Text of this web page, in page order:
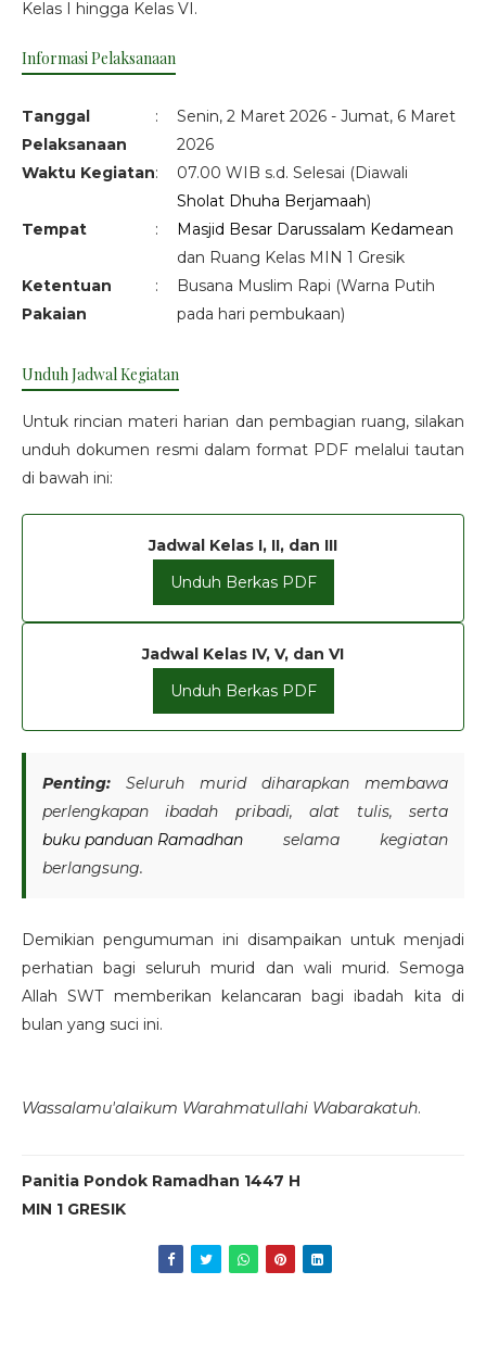
Kelas I hingga Kelas VI.
Informasi Pelaksanaan
Tanggal
Pelaksanaan
:
Senin, 2 Maret 2026 - Jumat, 6 Maret
2026
Waktu Kegiatan:
07.00 WIB s.d. Selesai (Diawali
Sholat Dhuha Berjamaah)
Tempat
:
Masjid Besar Darussalam Kedamean
dan Ruang Kelas MIN 1 Gresik
Ketentuan
Pakaian
:
Busana Muslim Rapi (Warna Putih
pada hari pembukaan)
Unduh Jadwal Kegiatan
Untuk rincian materi harian dan pembagian ruang, silakan
unduh dokumen resmi dalam format PDF melalui tautan
di bawah ini:
Jadwal Kelas I, II, dan III
Unduh Berkas PDF
Jadwal Kelas IV, V, dan VI
Unduh Berkas PDF
Penting: Seluruh murid diharapkan membawa
perlengkapan ibadah pribadi, alat tulis, serta
buku panduan Ramadhan selama kegiatan
berlangsung.
Demikian pengumuman ini disampaikan untuk menjadi
perhatian bagi seluruh murid dan wali murid. Semoga
Allah SWT memberikan kelancaran bagi ibadah kita di
bulan yang suci ini.
Wassalamu'alaikum Warahmatullahi Wabarakatuh.
Panitia Pondok Ramadhan 1447 H
MIN 1 GRESIK